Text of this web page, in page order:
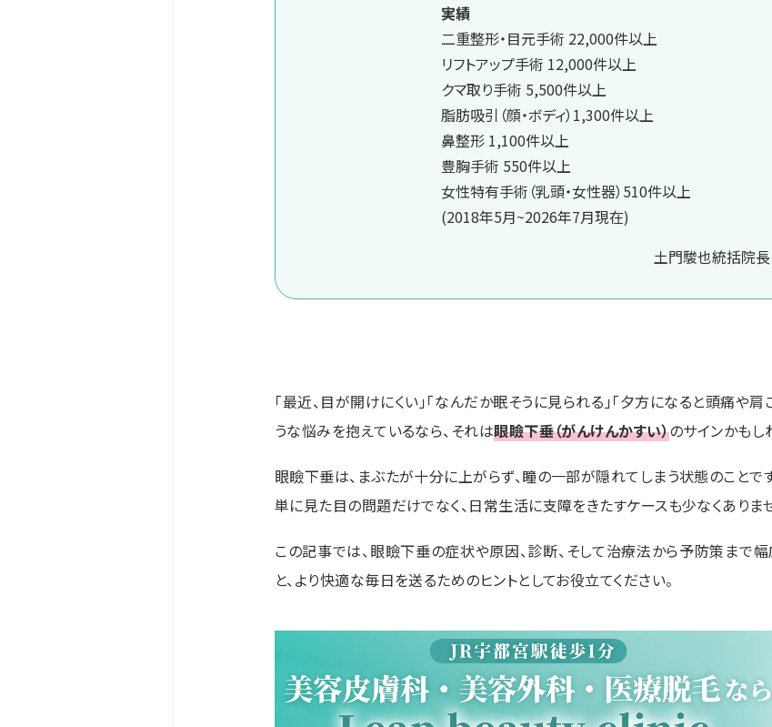
実績
二重整形・目元手術 22,000件以上
リフトアップ手術 12,000件以上
クマ取り手術 5,500件以上
脂肪吸引（顔・ボディ）1,300件以上
鼻整形 1,100件以上
豊胸手術 550件以上
女性特有手術（乳頭・女性器）510件以上
(2018年5月~2026年7月現在)
土門駿也統括院
「最近、目が開けにくい」「なんだか眠そうに見られる」「夕方になると頭痛や肩
うな悩みを抱えているなら、それは眼瞼下垂（がんけんかすい）のサインかもし
眼瞼下垂は、まぶたが十分に上がらず、瞳の一部が隠れてしまう状態のことです
単に見た目の問題だけでなく、日常生活に支障をきたすケースも少なくありま
この記事では、眼瞼下垂の症状や原因、診断、そして治療法から予防策まで
と、より快適な毎日を送るためのヒントとしてお役立てください。